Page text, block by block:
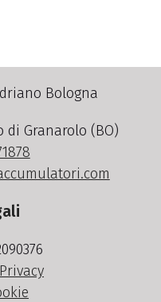
di Granarolo (BO)